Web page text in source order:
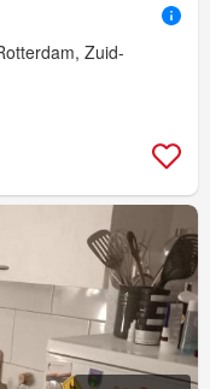
Zuid-